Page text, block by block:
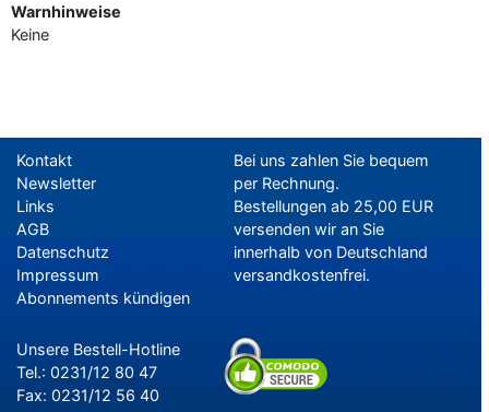
Warnhinweise
Keine
Kontakt
Newsletter
Links
AGB
Datenschutz
Impressum
Abonnements kündigen
Bei uns zahlen Sie bequem
per Rechnung.
Bestellungen ab 25,00 EUR
versenden wir an Sie
innerhalb von Deutschland
versandkostenfrei.
Unsere Bestell-Hotline
Tel.: 0231/12 80 47
Fax: 0231/12 56 40